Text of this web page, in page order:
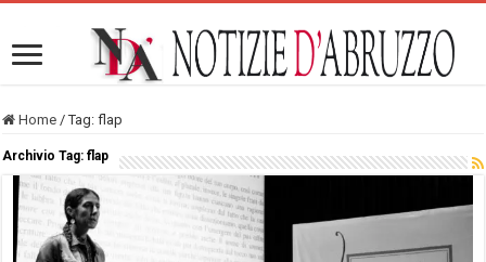
Home / Tag:flap
Archivio Tag:flap